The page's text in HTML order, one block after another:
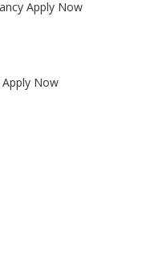
Apply Now
Now